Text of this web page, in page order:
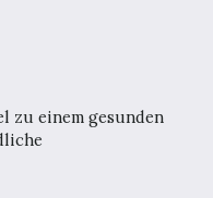
zu einem gesunden